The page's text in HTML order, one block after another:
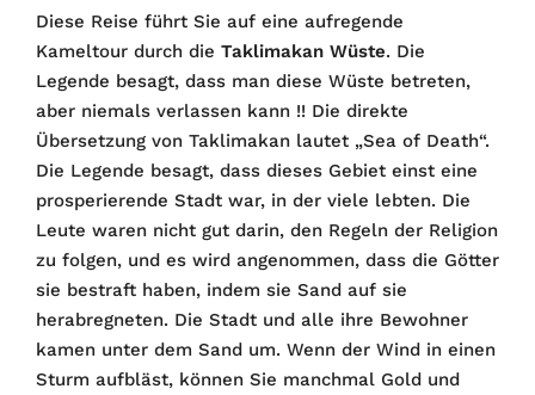
Diese Reise führt Sie auf eine aufregende
Kameltour durch die Taklimakan Wüste. Die
Legende besagt, dass man diese Wüste betreten,
aber niemals verlassen kann !! Die direkte
Übersetzung von Taklimakan lautet „Sea of ​​Death“.
Die Legende besagt, dass dieses Gebiet einst eine
prosperierende Stadt war, in der viele lebten. Die
Leute waren nicht gut darin, den Regeln der Religion
zu folgen, und es wird angenommen, dass die Götter
sie bestraft haben, indem sie Sand auf sie
herabregneten. Die Stadt und alle ihre Bewohner
kamen unter dem Sand um. Wenn der Wind in einen
Sturm aufbläst, können Sie manchmal Gold und